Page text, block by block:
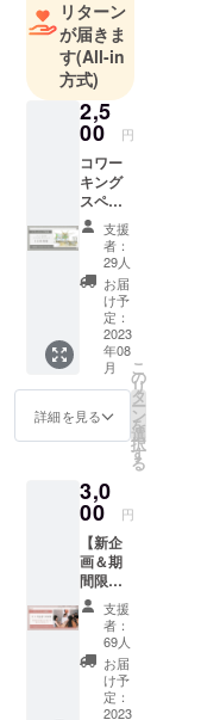
ル・チュー
ハイ・リ
キュールな
どの新商品
開発・マー
戦略 に携わ
る。開発・
担当した商
品は約10年
間で100以
上。品質だ
けでは差別
化が難 しい
時代に、商
品の個性を
際立たせる
ト商品をつ
くり上げて
2018 年に独
立起業。社
員やパート
ナーメン
バーととも
に、個人事
リターン
が届きま
す(All-in
方式)
2,5
00 円
コワー
キング
スペー
ス1日利
用権
（ワン
ドリン
ク付
き） 利
用期
限：
2023年
12月31
日 ＜
詳細＞
※フリー
スのお
席：15
席、最
大6名で
使用で
きる
ミー
ティン
グルー
ム：1
室、周
りを気
支援
者：
29人
お届
け予
定：
2023
年08
月
詳細を見る
こ
の
リ
タ
ー
ン
を
選
択
す
る
3,0
00 円
【新企
画＆期
間限
定】
irodori
月1対話
部（オ
ンライ
ン）！
絶対的
支援
者：
69人
お届
け予
定：
2023